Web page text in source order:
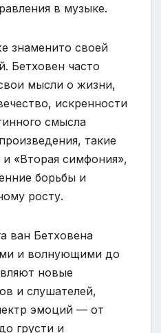
в музыке.
знаменито своей
Бетховен часто
мысли о жизни,
искренности
смысла
такие
и «Вторая симфония»,
борьбы и
росту.
ван Бетховена
и волнующими до
новые
и слушателей,
эмоций — от
грусти и